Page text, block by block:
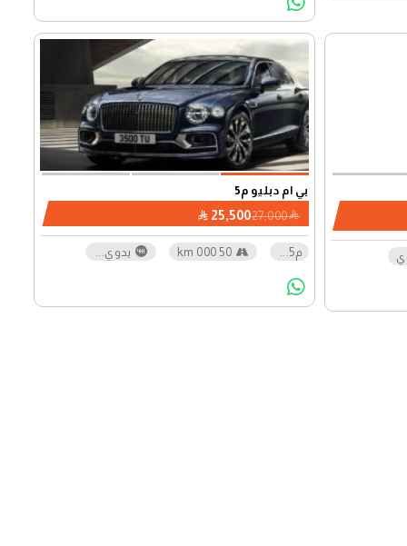
27,000
25,500
بي ام دبليو م5
م5 ...
50 000 km يدوي...